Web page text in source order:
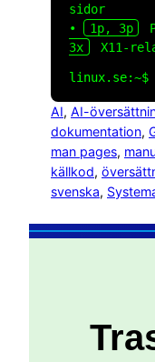
sidor
•
1p, 3p
3x
X11-
linux.se:~$
AI, AI-
dokumentation,
man pages,
källkod,
svenska,